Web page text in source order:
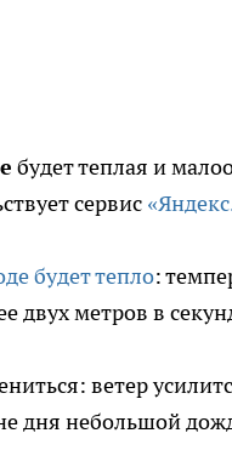
будет теплая и
сервис
будет тепло:
двух метров в
ветер
дня небольшой